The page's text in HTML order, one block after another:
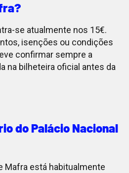
se atualmente nos 15€.
isenções ou condições
confirmar sempre a
na bilheteira oficial antes da
do Palácio Nacional
Mafra está habitualmente